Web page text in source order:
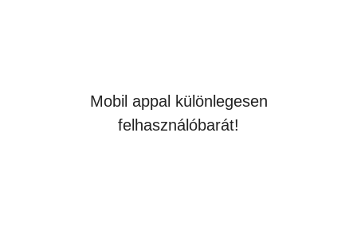
Mobil appal különlegesen
felhasználóbarát!